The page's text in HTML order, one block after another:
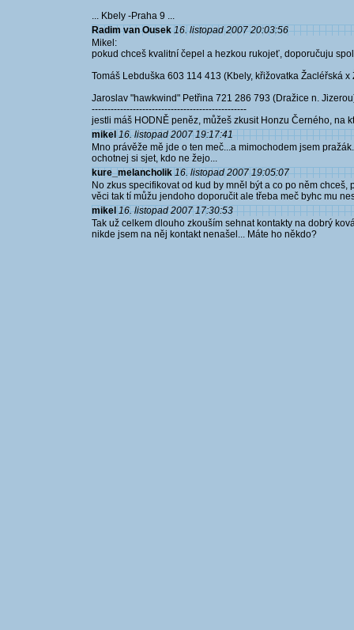
... Kbely -Praha 9 ...
Radim van Ousek 16. listopad 2007 20:03:56
Mikel:
pokud chceš kvalitní čepel a hezkou rukojeť, doporučuju
Tomáš Lebduška 603 114 413 (Kbely, křižovatka Žacléřská
Jaroslav "hawkwind" Petřina 721 286 793 (Dražice n.
-------------------------------------------------
jestli máš HODNĚ peněz, můžeš zkusit Honzu Černého, na
mikel 16. listopad 2007 19:17:41
Mno právěže mě jde o ten meč...a mimochodem jsem
ochotnej si sjet, kdo ne žejo...
kure_melancholik 16. listopad 2007 19:05:07
No zkus specifikovat od kud by mněl být a co po něm
věci tak tí můžu jendoho doporučit ale třeba meč byhc mu
mikel 16. listopad 2007 17:30:53
Tak už celkem dlouho zkouším sehnat kontakty na dobrý
nikde jsem na něj kontakt nenašel... Máte ho někdo?